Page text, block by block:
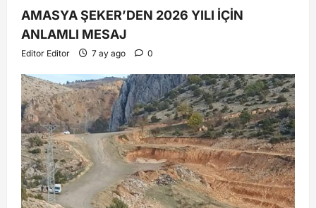
AMASYA ŞEKER’DEN 2026 YILI İÇİN
ANLAMLI MESAJ
Editor Editor 7 ay ago 0